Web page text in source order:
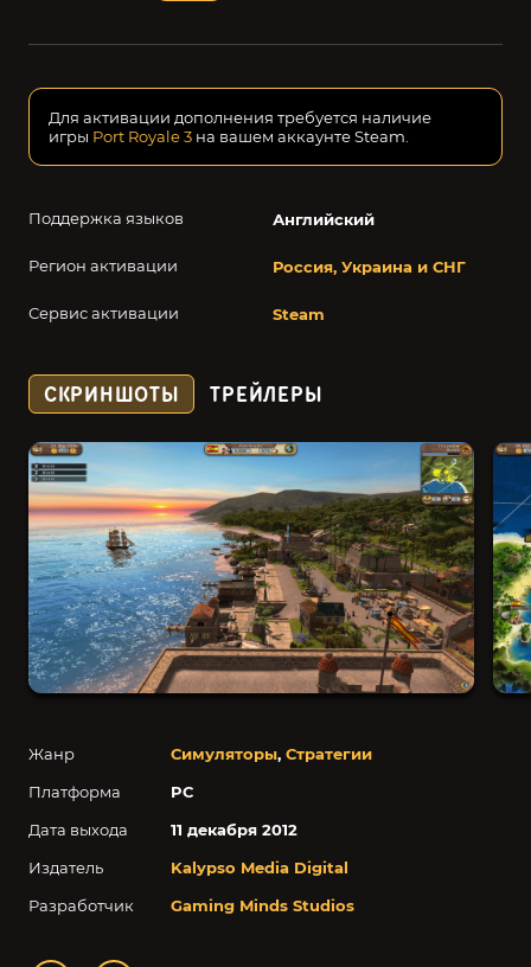
Поддержка языков Английский
Регион активации Россия, Украина и СНГ
Сервис активации Steam
Для активации дополнения требуется наличие
игры Port Royale 3 на вашем аккаунте Steam.
Жанр Симуляторы, Стратегии
Платформа
PC
Дата выхода
11 декабря 2012
Издатель
Kalypso Media Digital
Разработчик
Gaming Minds Studios
СКРИНШОТЫ ТРЕЙЛЕРЫ